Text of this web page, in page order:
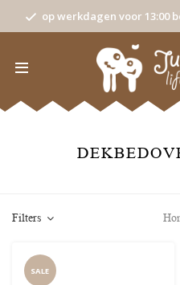
op werkdagen voor 13:00
Filters
SALE